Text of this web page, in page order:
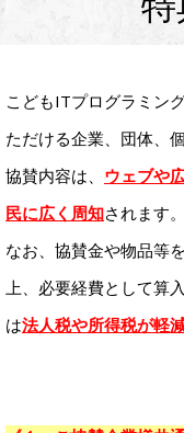
こどもITプログラミン
ただける企業、団体、
協賛内容は、 ウェブや
民に広く周知されます。
なお、協賛金や物品等
上、必要経費として算
は法人税や所得税が軽